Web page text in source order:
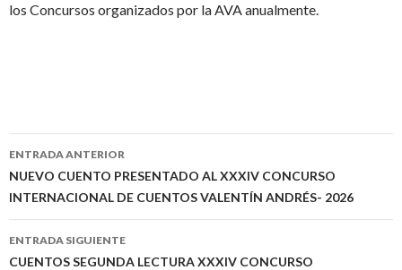
los Concursos organizados por la AVA anualmente.
Navegación
de
entradas
ENTRADA ANTERIOR
NUEVO CUENTO PRESENTADO AL XXXIV CONCURSO
INTERNACIONAL DE CUENTOS VALENTÍN ANDRÉS- 2026
ENTRADA SIGUIENTE
CUENTOS SEGUNDA LECTURA XXXIV CONCURSO